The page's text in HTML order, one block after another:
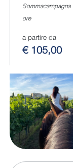
Sommacampagna
ore
a partire da
€ 105,00